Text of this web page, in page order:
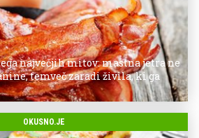
največjih mitov: mastna jetra ne
temveč zaradi živila, ki ga
OKUSNO.JE